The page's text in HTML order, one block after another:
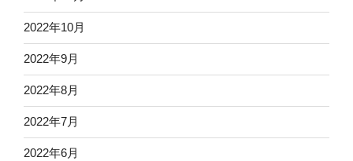
2022年10月
2022年9月
2022年8月
2022年7月
2022年6月